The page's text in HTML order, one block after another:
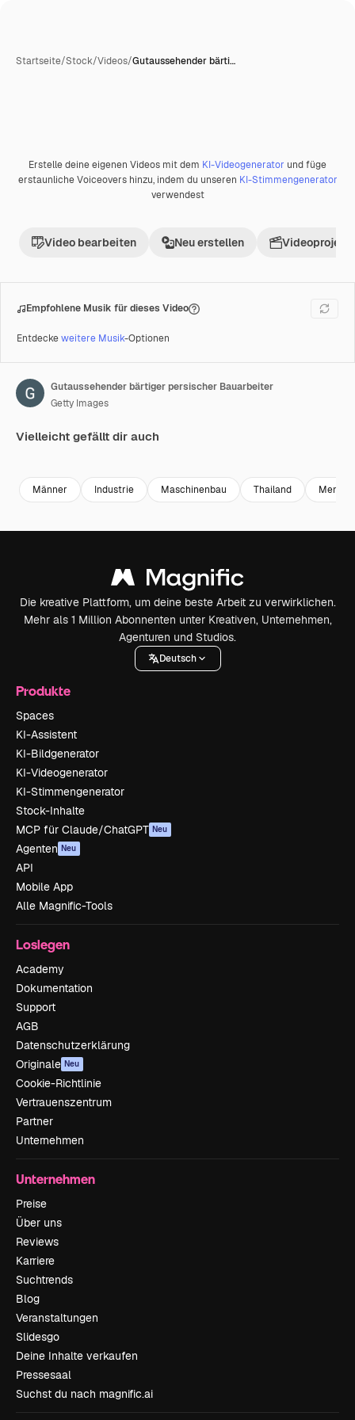
Startseite/Stock/Videos/Gutaussehender bärti…
Premium
Erstelle deine eigenen Videos mit dem KI-Videogenerator und füge
erstaunliche Voiceovers hinzu, indem du unseren KI-Stimmengenerator
verwendest
Video bearbeiten Neu erstellen Videoprojekt
Empfohlene Musik für dieses Video
Entdeckeweitere Musik-Optionen
Gutaussehender bärtiger persischer Bauarbeiter
Getty Images
Vielleicht gefällt dir auch
Männer Industrie Maschinenbau Thailand
Die kreative Plattform, um deine beste Arbeit zu verwirklichen.
Mehr als 1 Million Abonnenten unter Kreativen, Unternehmen,
Agenturen und Studios.
Deutsch
Produkte
Spaces
KI-Assistent
KI-Bildgenerator
KI-Videogenerator
KI-Stimmengenerator
Stock-Inhalte
MCP für Claude/ChatGPT Neu
Agenten Neu
API
Mobile App
Alle Magnific-Tools
Loslegen
Academy
Dokumentation
Support
AGB
Datenschutzerklärung
Originale Neu
Cookie-Richtlinie
Vertrauenszentrum
Partner
Unternehmen
Unternehmen
Preise
Über uns
Reviews
Karriere
Suchtrends
Blog
Veranstaltungen
Slidesgo
Deine Inhalte verkaufen
Pressesaal
Suchst du nach magnific.ai